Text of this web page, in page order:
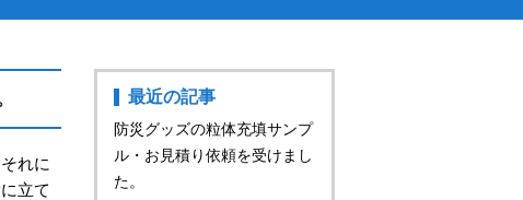
れに
立て
最近の記事
防災グッズの粒体充填サンプ
ル・お見積り依頼を受けまし
た。